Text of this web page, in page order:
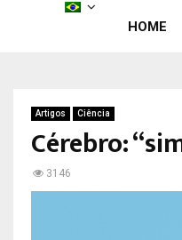
HOME
Artigos Ciência
Cérebro:
3146